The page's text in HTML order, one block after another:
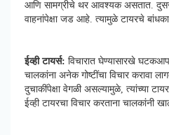
आणि सामग्रीचे थर आवश्यक असतात.
वाहनांपेक्षा जड आहे. त्यामुळे टायरचे
ईव्ही टायर्स: विचारात घेण्यासारखे
चालकांना अनेक गोष्टींचा विचार करावा
दुचाकींपेक्षा वेगळी असल्यामुळे, त्यांच्या
ईव्ही टायरचा विचार करताना चालकांनी